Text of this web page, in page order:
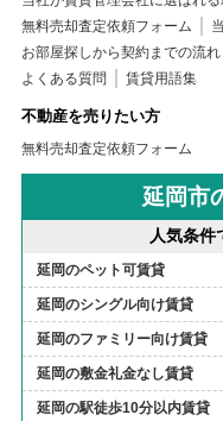
無料売却査定依頼フォーム
お部屋探しから契約までの流れ
よくある質問
賃貸用語集
不動産を売りたい方
無料売却査定依頼フォーム
延岡市
人気条件
延岡のペット可賃貸
延岡のシングル向け賃貸
延岡のファミリー向け賃貸
延岡の敷金礼金なし賃貸
延岡の駅徒歩10分以内賃貸